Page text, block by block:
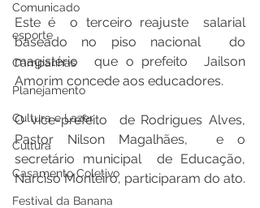
Comunicado
esporte
Campanhas
Planejamento
Cultura e Lazer
Cultura
Casamento Coletivo
Festival da Banana
Este é  o terceiro reajuste  salarial
baseado no piso nacional  do
magistério  que o prefeito  Jailson
Amorim concede aos educadores.
O vice-prefeito  de Rodrigues Alves,
Pastor Nilson Magalhães,  e o
secretário municipal  de Educação,
Narciso Monteiro, participaram do ato.